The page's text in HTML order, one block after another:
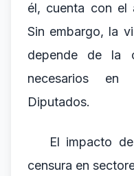
él, cuenta con el
Sin embargo, la
depende de la
necesarios
Diputados.
El impacto
censura en